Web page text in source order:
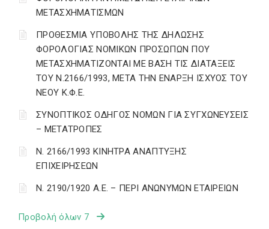
ΜΕΤΑΣΧΗΜΑΤΙΣΜΩΝ
ΠΡΟΘΕΣΜΙΑ ΥΠΟΒΟΛΗΣ ΤΗΣ ΔΗΛΩΣΗΣ
ΦΟΡΟΛΟΓΙΑΣ ΝΟΜΙΚΩΝ ΠΡΟΣΩΠΩΝ ΠΟΥ
ΜΕΤΑΣΧΗΜΑΤΙΖΟΝΤΑΙ ΜΕ ΒΑΣΗ ΤΙΣ ΔΙΑΤΑΞΕΙΣ
ΤΟΥ Ν.2166/1993, ΜΕΤΑ ΤΗΝ ΕΝΑΡΞΗ ΙΣΧΥΟΣ ΤΟΥ
ΝΕΟΥ Κ.Φ.Ε.
ΣΥΝΟΠΤΙΚΟΣ ΟΔΗΓΟΣ ΝΟΜΩΝ ΓΙΑ ΣΥΓΧΩΝΕΥΣΕΙΣ
– ΜΕΤΑΤΡΟΠΕΣ
Ν. 2166/1993 ΚΙΝΗΤΡΑ ΑΝΑΠΤΥΞΗΣ
ΕΠΙΧΕΙΡΗΣΕΩΝ
Ν. 2190/1920 Α.Ε. – ΠΕΡΙ ΑΝΩΝΥΜΩΝ ΕΤΑΙΡΕΙΩΝ
Προβολή όλων 7